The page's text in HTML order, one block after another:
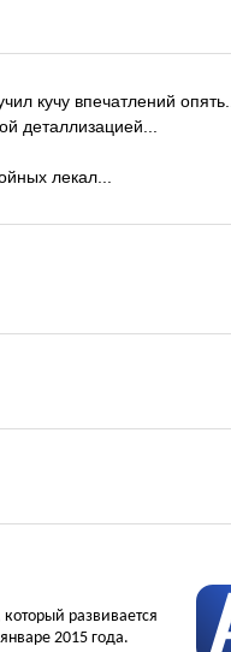
кучу впечатлений опять...
деталлизацией...
лекал...
развивается
2015 года.